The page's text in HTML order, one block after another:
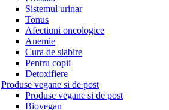
Sistemul urinar
Tonus
Afectiuni oncologice
Anemie
Cura de slabire
Pentru copii
Detoxifiere
Produse vegane si de post
Produse vegane si de post
Biovegan